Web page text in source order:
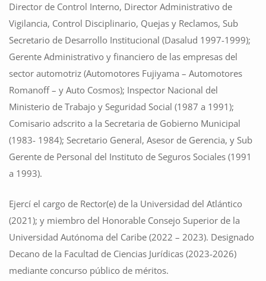
Director de Control Interno, Director Administrativo de
Vigilancia, Control Disciplinario, Quejas y Reclamos, Sub
Secretario de Desarrollo Institucional (Dasalud 1997-1999);
Gerente Administrativo y financiero de las empresas del
sector automotriz (Automotores Fujiyama – Automotores
Romanoff – y Auto Cosmos); Inspector Nacional del
Ministerio de Trabajo y Seguridad Social (1987 a 1991);
Comisario adscrito a la Secretaria de Gobierno Municipal
(1983- 1984); Secretario General, Asesor de Gerencia, y Sub
Gerente de Personal del Instituto de Seguros Sociales (1991
a 1993).
Ejercí el cargo de Rector(e) de la Universidad del Atlántico
(2021); y miembro del Honorable Consejo Superior de la
Universidad Autónoma del Caribe (2022 – 2023). Designado
Decano de la Facultad de Ciencias Jurídicas (2023-2026)
mediante concurso público de méritos.